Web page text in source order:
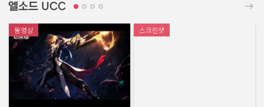
엘소드 UCC
동영상 스크린샷